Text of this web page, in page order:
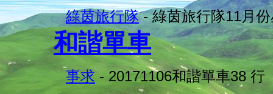
綠茵旅行隊- 綠茵旅行隊11月
和諧單車
事求- 20171106和諧單車38 行